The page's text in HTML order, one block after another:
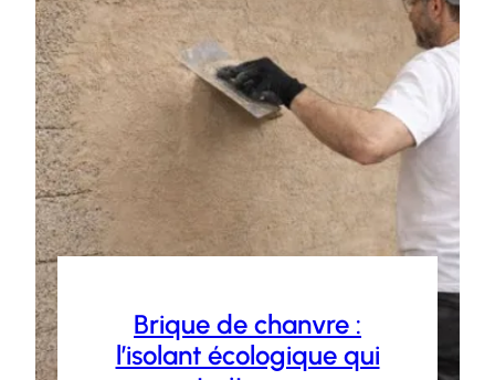
Brique de chanvre :
l’isolant écologique qui